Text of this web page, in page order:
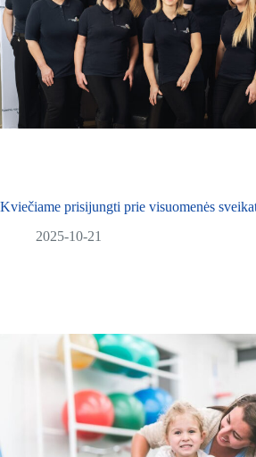
Kviečiame prisijungti prie visuomenės
2025-10-21